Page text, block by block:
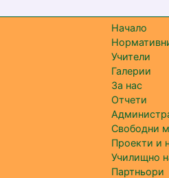
Начало
Учители
Галерии
За нас
Отчети
Свободни
Проекти и
Училищно
Партньори